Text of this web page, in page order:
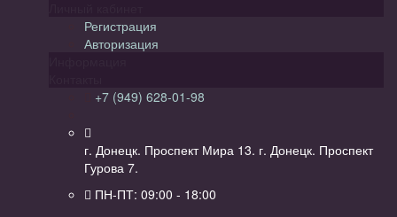
Регистрация
Авторизация
+7 (949) 628-01-98
г. Донецк. Проспект Мира 13. г. Донецк. Проспект
Гурова 7.
ПН-ПТ: 09:00 - 18:00